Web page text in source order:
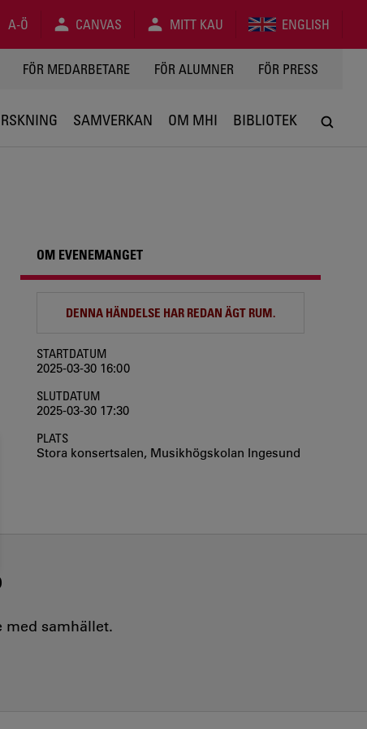
A-Ö CANVAS MITT KAU ENGLISH
FÖR MEDARBETARE FÖR ALUMNER FÖR PRESS
SAMVERKAN OM MHI BIBLIOTEK
OM EVENEMANGET
DENNA HÄNDELSE HAR REDAN ÄGT RUM.
STARTDATUM
2025-03-30 16:00
SLUTDATUM
2025-03-30 17:30
PLATS
Stora konsertsalen, Musikhögskolan Ingesund
med samhället.